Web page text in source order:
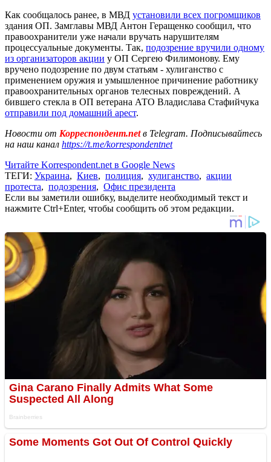
Как сообщалось ранее, в МВД установили всех погромщиков
здания ОП. Замглавы МВД Антон Геращенко сообщил, что
правоохранители уже начали вручать нарушителям
процессуальные документы. Так, подозрение вручили одному
из организаторов акции у ОП Сергею Филимонову. Ему
вручено подозрение по двум статьям - хулиганство с
применением оружия и умышленное причинение работнику
правоохранительных органов телесных повреждений. А
бившего стекла в ОП ветерана АТО Владислава Стафийчука
отправили под домашний арест.
Новости от Корреспондент.netв Telegram. Подписывайтесь
на наш канал https://t.me/korrespondentnet
Читайте Korrespondent.net в Google News
ТЕГИ: Украина, Киев, полиция, хулиганство, акции
протеста, подозрения, Офис президента
Если вы заметили ошибку, выделите необходимый текст и
нажмите Ctrl+Enter, чтобы сообщить об этом редакции.